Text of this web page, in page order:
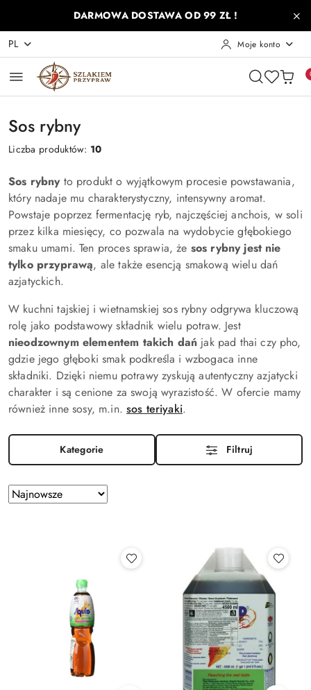
Przejdź do treści głównej
Przejdź do wyszukiwarki
Przejdź do moje konto
Przejdź do menu głównego
Przejdź do stopkiDARMOWA DOSTAWA OD 99 ZŁ !
PL Moje konto
Sos rybny
Liczba produktów: 10
Sos rybnyto produkt o wyjątkowym procesie powstawania,
który nadaje mu charakterystyczny, intensywny aromat.
Powstaje poprzez fermentację ryb, najczęściej anchois, w soli
przez kilka miesięcy, co pozwala na wydobycie głębokiego
smaku umami. Ten proces sprawia, że sos rybny jest nie
tylko przyprawą, ale także esencją smakową wielu dań
azjatyckich.
W kuchni tajskiej i wietnamskiej sos rybny odgrywa kluczową
rolę jako podstawowy składnik wielu potraw. Jest
nieodzownym elementem takich dań jak pad thai czy pho,
gdzie jego głęboki smak podkreśla i wzbogaca inne
składniki. Dzięki niemu potrawy zyskują autentyczny azjatycki
charakter i są cenione za swoją wyrazistość. W ofercie mamy
również inne sosy, m.in.sos teriyaki.
Kategorie Filtruj
Zastosowano
sortowanie:
Sortuj
według